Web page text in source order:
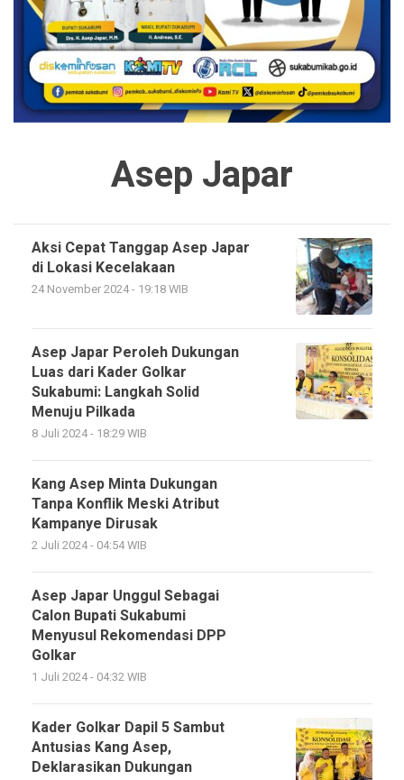
Asep Japar
Aksi Cepat Tanggap Asep Japar
di Lokasi Kecelakaan
24 November 2024 - 19:18 WIB
Asep Japar Peroleh Dukungan
Luas dari Kader Golkar
Sukabumi: Langkah Solid
Menuju Pilkada
8 Juli 2024 - 18:29 WIB
Kang Asep Minta Dukungan
Tanpa Konflik Meski Atribut
Kampanye Dirusak
2 Juli 2024 - 04:54 WIB
Asep Japar Unggul Sebagai
Calon Bupati Sukabumi
Menyusul Rekomendasi DPP
Golkar
1 Juli 2024 - 04:32 WIB
Kader Golkar Dapil 5 Sambut
Antusias Kang Asep,
Deklarasikan Dukungan